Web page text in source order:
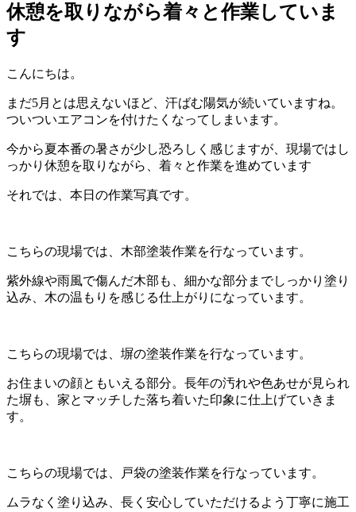
休憩を取りながら着々と作業していま
す
こんにちは。
まだ5月とは思えないほど、汗ばむ陽気が続いていますね。
ついついエアコンを付けたくなってしまいます。
今から夏本番の暑さが少し恐ろしく感じますが、現場ではし
っかり休憩を取りながら、着々と作業を進めています
それでは、本日の作業写真です。
こちらの現場では、木部塗装作業を行なっています。
紫外線や雨風で傷んだ木部も、細かな部分までしっかり塗り
込み、木の温もりを感じる仕上がりになっています。
こちらの現場では、塀の塗装作業を行なっています。
お住まいの顔ともいえる部分。長年の汚れや色あせが見られ
た塀も、家とマッチした落ち着いた印象に仕上げていきま
す。
こちらの現場では、戸袋の塗装作業を行なっています。
ムラなく塗り込み、長く安心していただけるよう丁寧に施工